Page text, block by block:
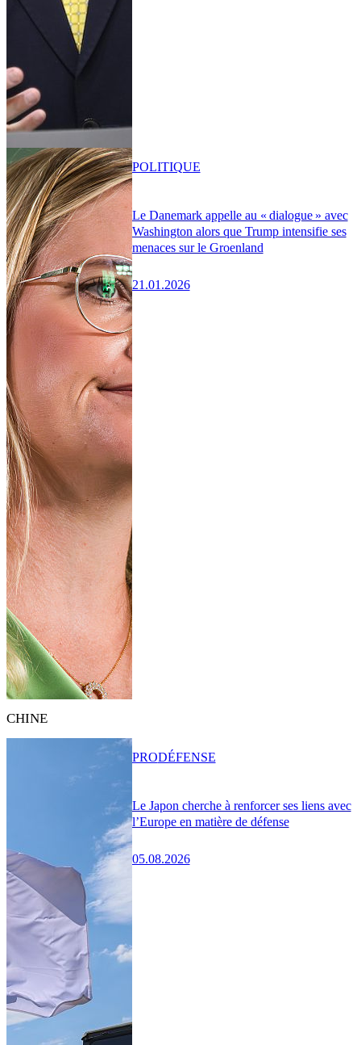
Le Danemark appelle au « dialogue » avec
Washington alors que Trump intensifie ses
menaces sur le Groenland
21.01.2026
POLITIQUE
CHINE
Le Japon cherche à renforcer ses liens avec
l’Europe en matière de défense
05.08.2026
PRODÉFENSE